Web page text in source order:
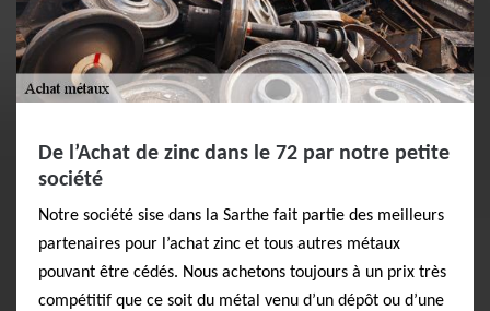
De l’Achat de zinc dans le 72 par notre petite
société
Notre société sise dans la Sarthe fait partie des meilleurs
partenaires pour l’achat zinc et tous autres métaux
pouvant être cédés. Nous achetons toujours à un prix très
compétitif que ce soit du métal venu d’un dépôt ou d’une